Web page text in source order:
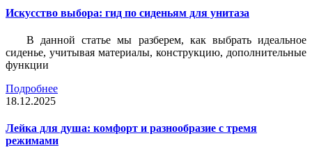
Искусство выбора: гид по сиденьям для унитаза
В данной статье мы разберем, как выбрать идеальное
сиденье, учитывая материалы, конструкцию, дополнительные
функции
Подробнее
18.12.2025
Лейка для душа: комфорт и разнообразие с тремя
режимами